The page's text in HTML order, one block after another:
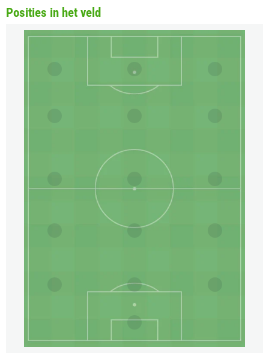
Posities in het veld